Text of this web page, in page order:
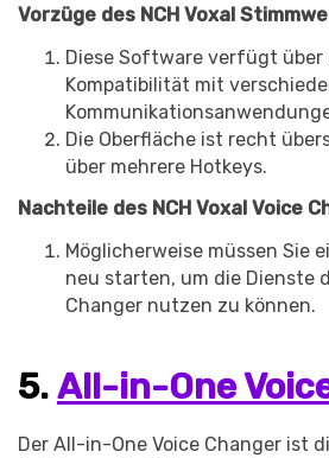
Vorzüge des NCH Voxal
Diese Software verfügt über
Kompatibilität mit
Die Oberfläche ist recht
über mehrere Hotkeys.
Nachteile des NCH Voxal Voice
Möglicherweise müssen Sie
neu starten, um die Dienste
Changer nutzen zu können.
5.All-in-One
Der All-in-One Voice Changer ist
Record. Edit.
Filmora!
Got It